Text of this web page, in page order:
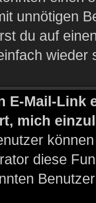
unnötigen
du auf
wieder
E-Mail-Link
mich
diese